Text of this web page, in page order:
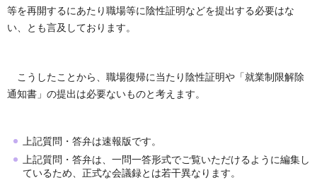
等を再開するにあたり職場等に陰性証明などを提出する必要はな
い、とも言及しております。
こうしたことから、職場復帰に当たり陰性証明や「就業制限解除
通知書」の提出は必要ないものと考えます。
上記質問・答弁は速報版です。
上記質問・答弁は、一問一答形式でご覧いただけるように編集し
ているため、正式な会議録とは若干異なります。